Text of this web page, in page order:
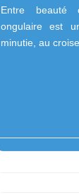
Entre beauté
ongulaire est
minutie, au